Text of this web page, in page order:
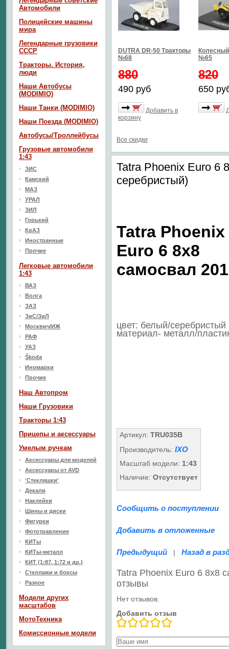
DUTRA DR-50 Тракторы
№68
880
490 руб
Добавить в
корзину
№65
820
650
Все скидки
Tatra Phoenix Euro 6
серебристый)
Tatra Phoenix
Euro 6 8x8
самосвал
цвет: белый/серебристый
материал- металл/
Артикул: TRU035B
Производитель: IXO
Масштаб модели: 1:43
Наличие: Отсутствует
Сообщить о поступлении
Добавить в отложенные
Предыдущий | Назад в
Tatra Phoenix Euro 6 8x8
отзывы
Нет отзывов.
Добавить отзыв
Автомобили
Полицейские машины
мира
Легендарные грузовики
СССР
Тракторы. История,
люди
Наши Автобусы
(MODIMIO)
Наши Танки (MODIMIO)
Наши Поезда (MODIMIO)
Автобусы/Троллейбусы
Грузовые автомобили
1:43
ЗИС
Камский
МАЗ
УРАЛ
ЗИЛ
Горький
КрАЗ
Иностранные
Прочие
Легковые автомобили
1:43
ВАЗ
Волга
ЗАЗ
ЗиС/ЗиЛ
Москвич/ИЖ
РАФ
УАЗ
Škoda
Иномарки
Прочие
Наш Aвтопром
Наши Грузовики
Тракторы 1:43
Прицепы и аксессуары
Умелым ручкам
Аксессуары для моделей
Аксессуары от AVD
'Стекляшки'
Декали
Наклейки
Шины и диски
Фигурки
Фототравление
КИТы
КИТы-металл
КИТ (1:87, 1:72 и др.)
Стеллажи и боксы
Разное
Модели других
масштабов
МотоТехника
Комиссионные модели